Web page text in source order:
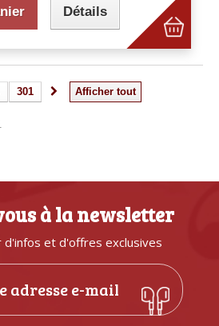
Détails
Afficher tout
301
à la newsletter
et d'offres exclusives